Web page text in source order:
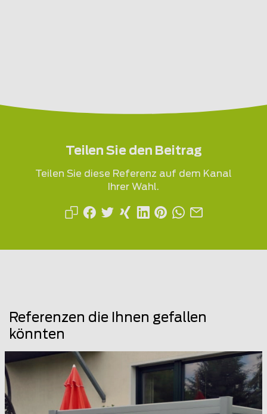
Teilen Sie den Beitrag
Teilen Sie diese Referenz auf dem Kanal
Ihrer Wahl.
Referenzen die Ihnen gefallen
könnten